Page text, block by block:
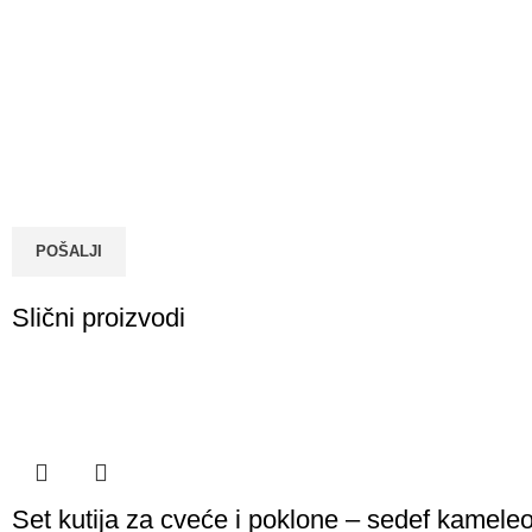
POŠALJI
Slični proizvodi
Set kutija za cveće i poklone – sedef